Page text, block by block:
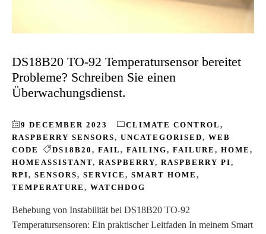
DS18B20 TO-92 Temperatursensor bereitet
Probleme? Schreiben Sie einen
Überwachungsdienst.
9 DECEMBER 2023 CLIMATE CONTROL ,
RASPBERRY SENSORS, UNCATEGORISED, WEB
CODE
DS18B20 , FAIL , FAILING, FAILURE , HOME ,
HOMEASSISTANT, RASPBERRY, RASPBERRY PI,
RPI, SENSORS, SERVICE , SMART HOME ,
TEMPERATURE , WATCHDOG
Behebung von Instabilität bei DS18B20 TO-92
Temperatursensoren: Ein praktischer Leitfaden In meinem Smart